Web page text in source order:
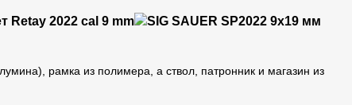
рамка из полимера, а ствол, патронник и магазин из